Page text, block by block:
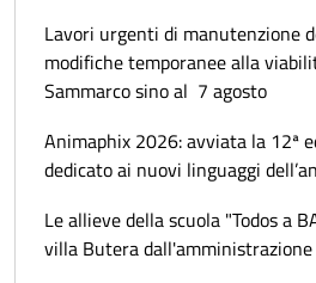
Lavori urgenti di manutenzione
modifiche temporanee alla
Sammarco sino al 7 agosto
Animaphix 2026: avviata la 12ª
dedicato ai nuovi linguaggi
Le allieve della scuola "Todos a
villa Butera dall'amministrazione